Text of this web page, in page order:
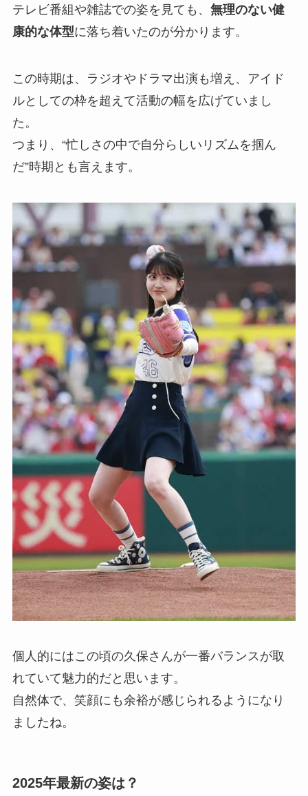
テレビ番組や雑誌での姿を見ても、 無理のない健
康的な体型に落ち着いたのが分かります。
この時期は、ラジオやドラマ出演も増え、アイド
ルとしての枠を超えて活動の幅を広げていまし
た。
つまり、“忙しさの中で自分らしいリズムを掴ん
だ”時期とも言えます。
個人的にはこの頃の久保さんが一番バランスが取
れていて魅力的だと思います。
自然体で、笑顔にも余裕が感じられるようになり
ましたね。
2025年最新の姿は？